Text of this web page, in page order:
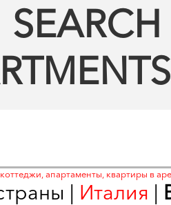
апартаменты, квартиры в
| Италия |